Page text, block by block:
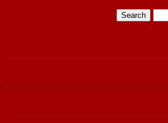
Search